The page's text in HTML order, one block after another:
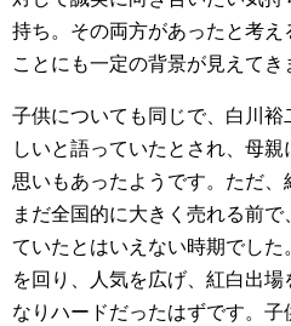
持ち。その両方があったと考
ことにも一定の背景が見えてき
子供についても同じで、白川
しいと語っていたとされ、母
思いもあったようです。ただ
まだ全国的に大きく売れる前
ていたとはいえない時期でし
を回り、人気を広げ、紅白出
なりハードだったはずです。